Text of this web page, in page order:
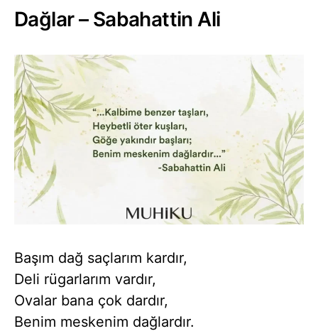
Dağlar – Sabahattin Ali
Başım dağ saçlarım kardır,
Deli rügarlarım vardır,
Ovalar bana çok dardır,
Benim meskenim dağlardır.